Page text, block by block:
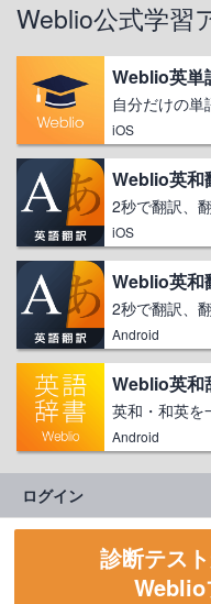
Weblio公式学習
Weblio英単
自分だけの
iOS
Weblio英和
2秒で翻訳、
iOS
Weblio英和
2秒で翻訳、
Android
Weblio英和
英和・和英を
Android
ログイン
診断テス
Weblio